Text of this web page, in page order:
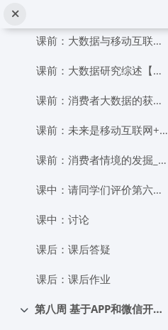
メインコンテンツへスキップする
课前：大数据与移动互联网创业【视频4】
课前：大数据研究综述【文档2】
课前：消费者大数据的获取方式【文档3】
课前：未来是移动互联网+大数据的时代【文档4】
课前：消费者情境的发掘_大数据时代广告投放的新水平【文档5】
课中：请同学们评价第六组汇报表现
课中：讨论
课后：课后答疑
课后：课后作业
折りたたむ
第八周 基于APP和微信开展移动互联创新创业